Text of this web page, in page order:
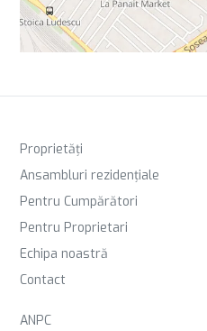
Proprietăți
Ansambluri rezidențiale
Pentru Cumpărători
Pentru Proprietari
Echipa noastră
Contact
ANPC